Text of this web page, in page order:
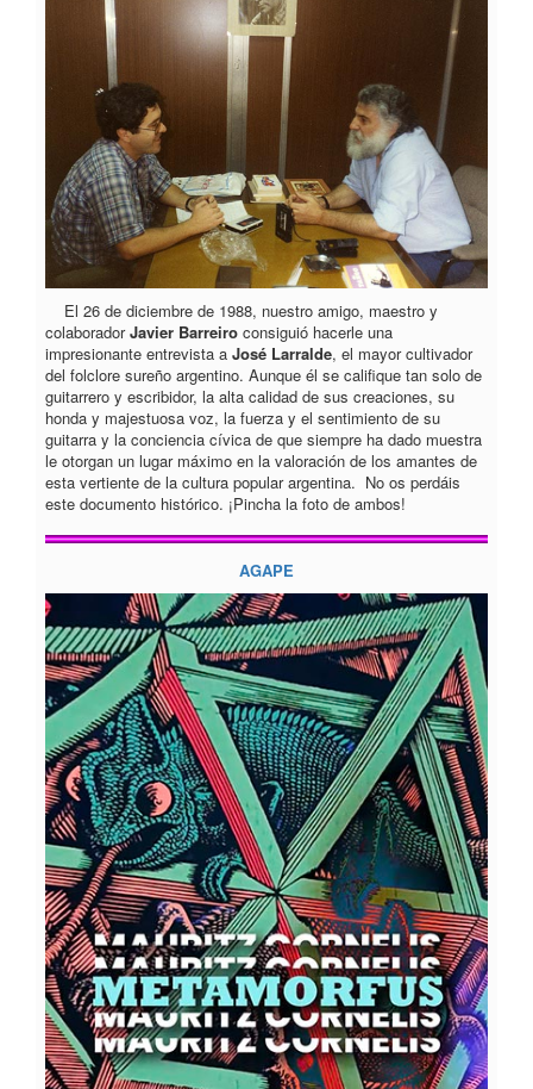
El 26 de diciembre de 1988, nuestro amigo, maestro y
colaboradorJavier Barreiro consiguió hacerle una
impresionante entrevista a José Larralde, el mayor cultivador
del folclore sureño argentino. Aunque él se califique tan solo de
guitarrero y escribidor, la alta calidad de sus creaciones, su
honda y majestuosa voz, la fuerza y el sentimiento de su
guitarra y la conciencia cívica de que siempre ha dado muestra
le otorgan un lugar máximo en la valoración de los amantes de
esta vertiente de la cultura popular argentina. No os perdáis
este documento histórico. ¡Pincha la foto de ambos!
AGAPE